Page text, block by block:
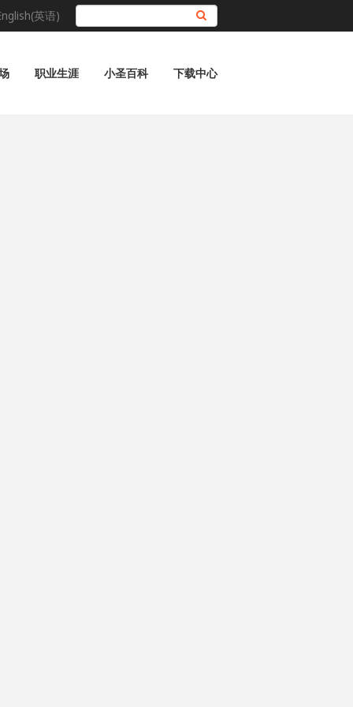
英语)
职业生涯 小圣百科 下载中心